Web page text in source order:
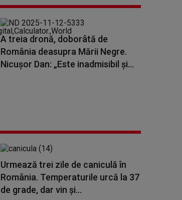
A treia dronă, doborâtă de
România deasupra Mării Negre.
Nicuşor Dan: „Este inadmisibil şi...
Urmează trei zile de caniculă în
România. Temperaturile urcă la 37
de grade, dar vin și...